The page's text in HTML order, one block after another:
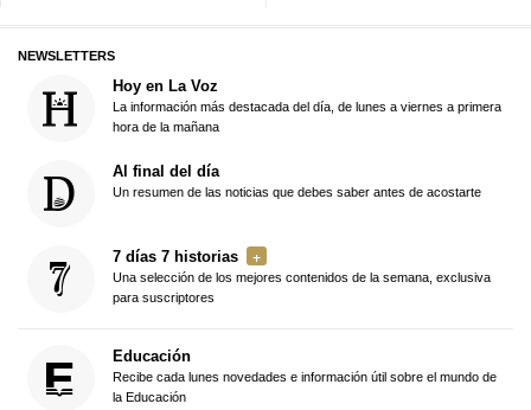
NEWSLETTERS
Hoy en La Voz
La información más destacada del día, de lunes a viernes a primera
hora de la mañana
Al final del día
Un resumen de las noticias que debes saber antes de acostarte
7 días 7 historias
Una selección de los mejores contenidos de la semana, exclusiva
para suscriptores
Educación
Recibe cada lunes novedades e información útil sobre el mundo de
la Educación